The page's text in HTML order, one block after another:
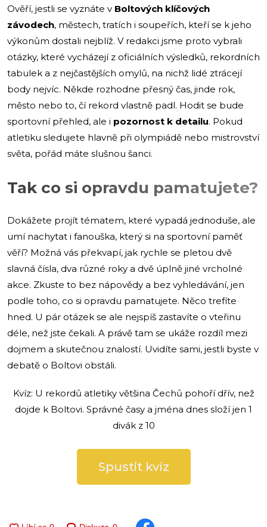
Ověří, jestli se vyznáte v Boltových klíčových
závodech, městech, tratích i soupeřích, kteří se k jeho
výkonům dostali nejblíž. V redakci jsme proto vybrali
otázky, které vycházejí z oficiálních výsledků, rekordních
tabulek a z nejčastějších omylů, na nichž lidé ztrácejí
body nejvíc. Někde rozhodne přesný čas, jinde rok,
město nebo to, čí rekord vlastně padl. Hodit se bude
sportovní přehled, ale i pozornost k detailu. Pokud
atletiku sledujete hlavně při olympiádě nebo mistrovství
světa, pořád máte slušnou šanci.
Tak co si opravdu pamatujete?
Dokážete projít tématem, které vypadá jednoduše, ale
umí nachytat i fanouška, který si na sportovní paměť
věří? Možná vás překvapí, jak rychle se pletou dvě
slavná čísla, dva různé roky a dvě úplně jiné vrcholné
akce. Zkuste to bez nápovědy a bez vyhledávání, jen
podle toho, co si opravdu pamatujete. Něco trefíte
hned. U pár otázek se ale nejspíš zastavíte o vteřinu
déle, než jste čekali. A právě tam se ukáže rozdíl mezi
dojmem a skutečnou znalostí. Uvidíte sami, jestli byste v
debatě o Boltovi obstáli.
Kvíz: U rekordů atletiky většina Čechů pohoří dřív, než
dojde k Boltovi. Správné časy a jména dnes složí jen 1
divák z 10
Spustit kvíz